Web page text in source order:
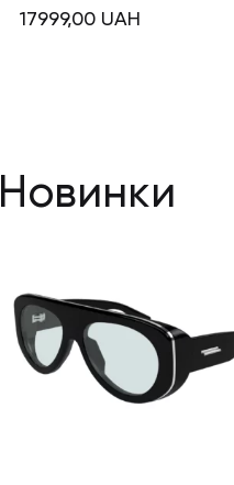
17999,00 UAH
Новинки